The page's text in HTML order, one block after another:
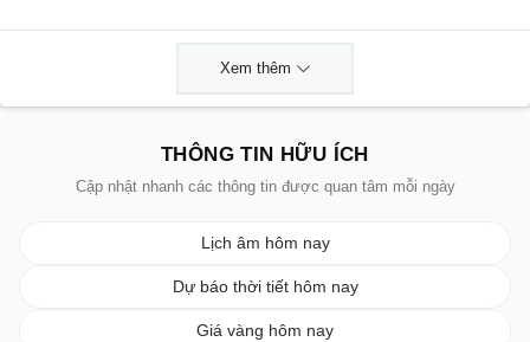
Xem thêm
THÔNG TIN HỮU ÍCH
Cập nhật nhanh các thông tin được quan tâm mỗi ngày
Lịch âm hôm nay
Dự báo thời tiết hôm nay
Giá vàng hôm nay